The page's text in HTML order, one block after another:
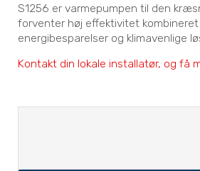
S1256 er varmepumpen til den
forventer høj effektivitet kombineret
energibesparelser og klimavenlige
Kontakt din lokale installatør, og få